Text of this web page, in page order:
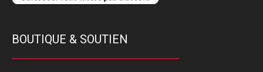
BOUTIQUE & SOUTIEN